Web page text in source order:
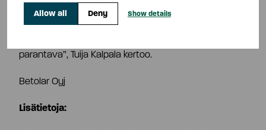
Allow all Deny Show details
perustamista. Se on hidasta, kallista ja ympäristöä
kuormittavaa. Betolarin ratkaisu sitä vastoin on
parantava”, Tuija Kalpala kertoo.
Betolar Oyj
Lisätietoja: